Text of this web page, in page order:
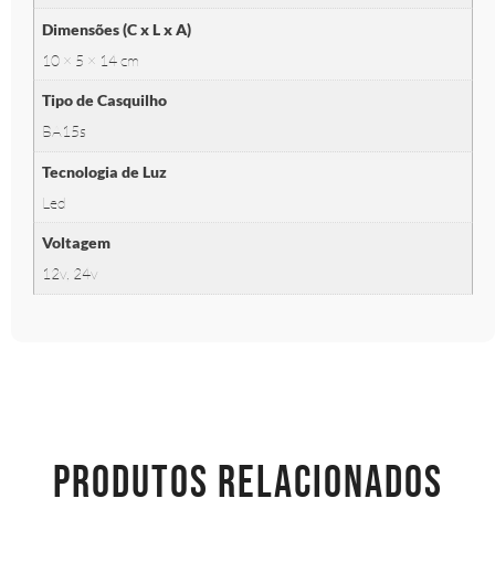
Dimensões (C x L x A)
10 × 5 × 14 cm
Tipo de Casquilho
BA15s
Tecnologia de Luz
Led
Voltagem
12v, 24v
PRODUTOS RELACIONADOS